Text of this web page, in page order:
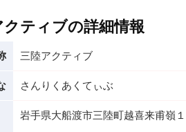
クティブの詳細情報
三陸アクティブ
さんりくあくてぃぶ
岩手県大船渡市三陸町越喜来甫嶺